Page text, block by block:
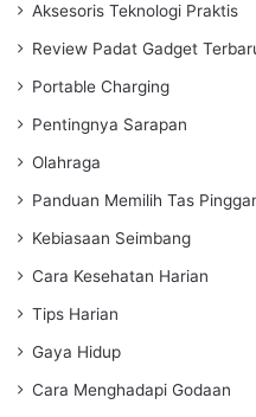
Aksesoris Teknologi Praktis
Review Padat Gadget
Portable Charging
Pentingnya Sarapan
Olahraga
Panduan Memilih Tas
Kebiasaan Seimbang
Cara Kesehatan Harian
Tips Harian
Gaya Hidup
Cara Menghadapi Godaan